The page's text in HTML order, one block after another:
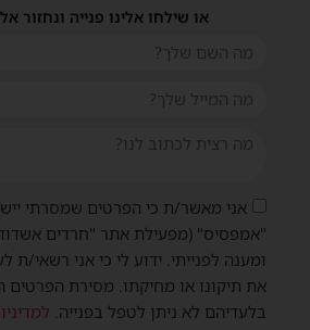
או שילחו אלינו פנייה ונחזור
אני מאשר/ת כי הפרטים שמסרתי
"אמפסיס" (מפעילת אתר "חרדים
ומענה לפנייתי. ידוע לי כי אני רשאי/ת
את תיקונו או מחיקתו. מסירת הפרטים
בלעדיהם לא ניתן לטפל בפנייה.